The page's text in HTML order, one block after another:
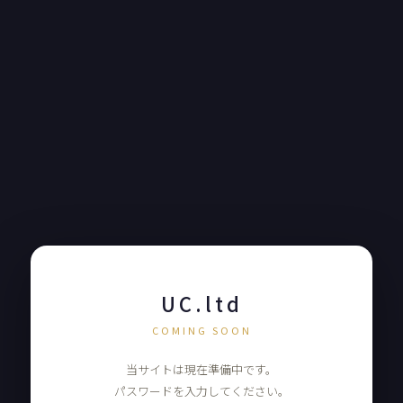
UC.ltd
COMING SOON
当サイトは現在準備中です。
パスワードを入力してください。